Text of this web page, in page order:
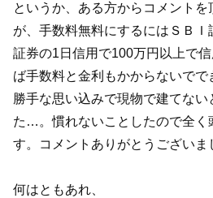
というか、ある方からコメント
が、手数料無料にするにはＳＢ
証券の1日信用で100万円以上で
ば手数料と金利もかからないでで
勝手な思い込みで現物で建てない
た…。慣れないことしたので全く
す。コメントありがとうございま
何はともあれ、